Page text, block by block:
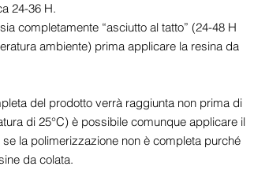
24-36 H.
completamente “asciutto al tatto” (24-48 H
ambiente) prima applicare la resina da
del prodotto verrà raggiunta non prima di
di 25°C) è possibile comunque applicare il
la polimerizzazione non è completa purché
da colata.